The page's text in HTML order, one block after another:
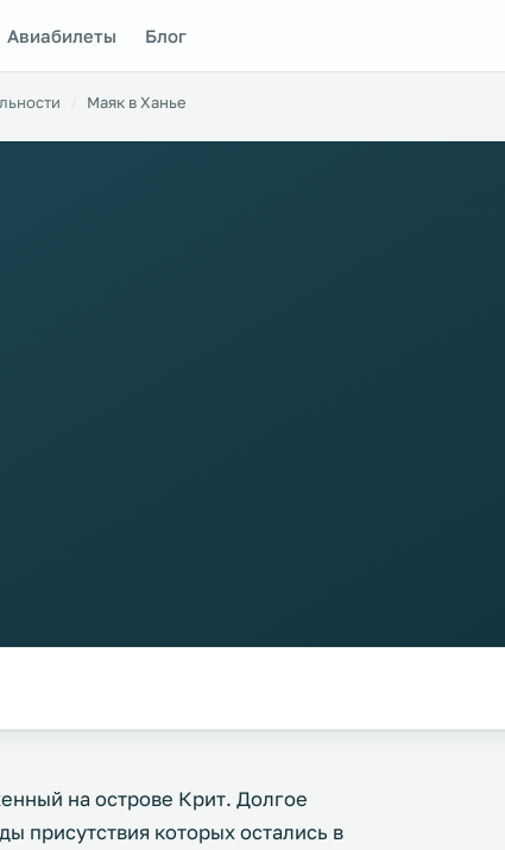
Авиабилеты Блог
Маяк в Ханье
на острове Крит. Долгое
присутствия которых остались в